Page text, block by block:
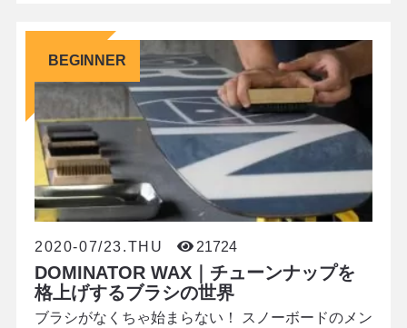
ハイシーズンから一転、春の陽射しを受けた雪面
は、夜の間に凍り付いてカリカリのアイスバーン
に…。降雪量も減るため、雪は日に日に汚れと湿度
を蓄えて滑走スピードを奪います。 一見、苦行のよ
うな環境で
BEGINNER
2020-07/23.THU 21724
DOMINATOR WAX｜チューンナップを
格上げするブラシの世界
ブラシがなくちゃ始まらない！ スノーボードのメン